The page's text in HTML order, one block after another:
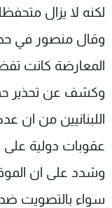
لكنه لا يزال
وقال منصور في
المعارضة كانت
وكشف عن تحذير
اللبنانيين من ان
عقوبات دولية على
وشدد على ان
سواء بالتصويت